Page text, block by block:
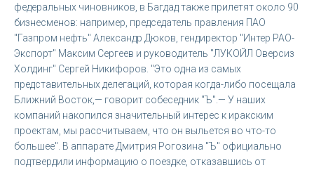
федеральных чиновников, в Багдад также прилетят около 90
бизнесменов: например, председатель правления ПАО
"Газпром нефть" Александр Дюков, гендиректор "Интер РАО-
Экспорт" Максим Сергеев и руководитель "ЛУКОЙЛ Оверсиз
Холдинг" Сергей Никифоров. "Это одна из самых
представительных делегаций, которая когда-либо посещала
Ближний Восток,— говорит собеседник "Ъ".— У наших
компаний накопился значительный интерес к иракским
проектам, мы рассчитываем, что он выльется во что-то
большее". В аппарате Дмитрия Рогозина "Ъ" официально
подтвердили информацию о поездке, отказавшись от